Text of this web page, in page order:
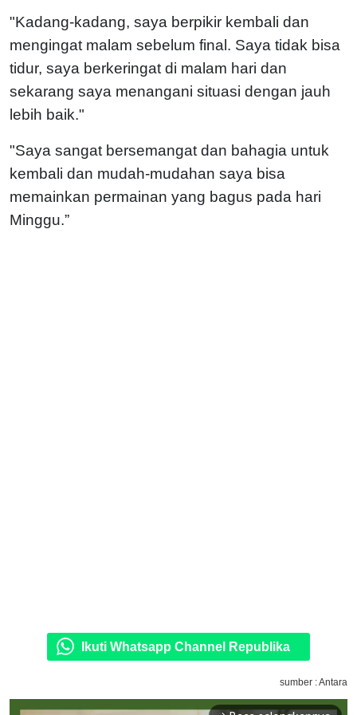
"Kadang-kadang, saya berpikir kembali dan
mengingat malam sebelum final. Saya tidak bisa
tidur, saya berkeringat di malam hari dan
sekarang saya menangani situasi dengan jauh
lebih baik."
"Saya sangat bersemangat dan bahagia untuk
kembali dan mudah-mudahan saya bisa
memainkan permainan yang bagus pada hari
Minggu.”
Ikuti Whatsapp Channel Republika
sumber : Antara